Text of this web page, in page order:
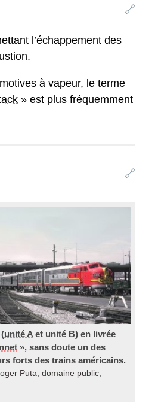
🔗
l’échappement des
à vapeur, le terme
» est plus fréquemment
🔗
unité A et unité B) en livrée
», sans doute un des
forts des trains américains.
Puta, domaine public,